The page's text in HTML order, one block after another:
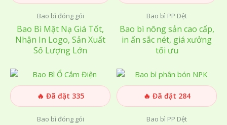
Bao bì đóng gói
Bao Bì Mặt Nạ Giá Tốt,
Nhận In Logo, Sản Xuất
Số Lượng Lớn
Bao bì PP Dệt
Bao bì nông sản cao cấp,
in ấn sắc nét, giá xưởng
tối ưu
🔥 Đã đặt 335
Bao bì đóng gói
🔥 Đã đặt 284
Bao bì PP Dệt